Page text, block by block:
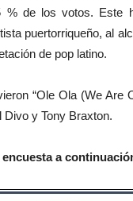
% de los votos. Este
puertorriqueño, al
de pop latino.
“Ole Ola (We Are
Divo y Tony Braxton.
a